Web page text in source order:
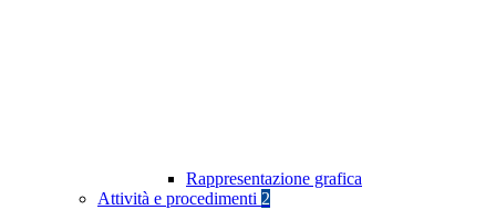
Rappresentazione grafica
Attività e procedimenti 2